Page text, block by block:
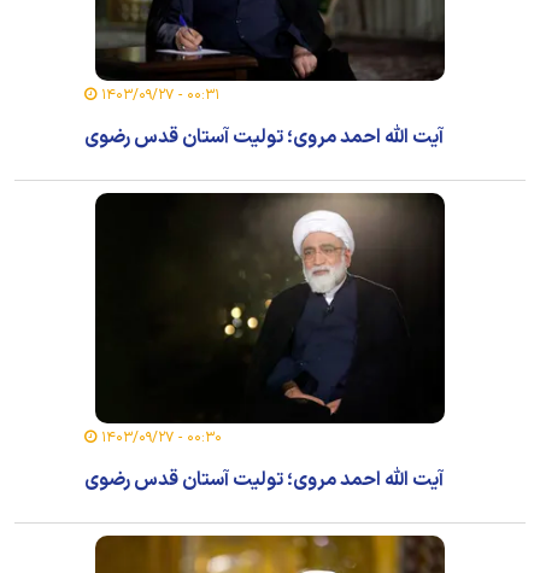
۰۰:۳۱ - ۱۴۰۳/۰۹/۲۷
آیت الله احمد مروی؛ تولیت آستان قدس رضوی
۰۰:۳۰ - ۱۴۰۳/۰۹/۲۷
آیت الله احمد مروی؛ تولیت آستان قدس رضوی